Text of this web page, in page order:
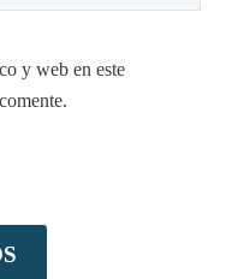
y web en este